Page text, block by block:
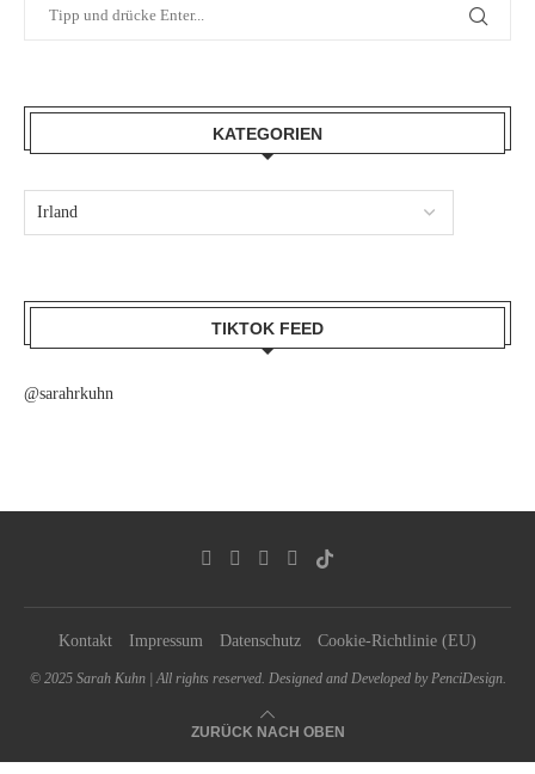
KATEGORIEN
TIKTOK FEED
@sarahrkuhn
Kontakt Impressum Datenschutz Cookie-Richtlinie (EU)
© 2025 Sarah Kuhn | All rights reserved. Designed and Developed by PenciDesign.
ZURÜCK NACH OBEN